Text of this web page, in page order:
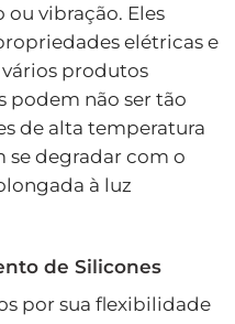
vibração. Eles
elétricas e
vários produtos
podem não ser tão
de alta temperatura
se degradar com o
à luz
de Silicones
por sua flexibilidade